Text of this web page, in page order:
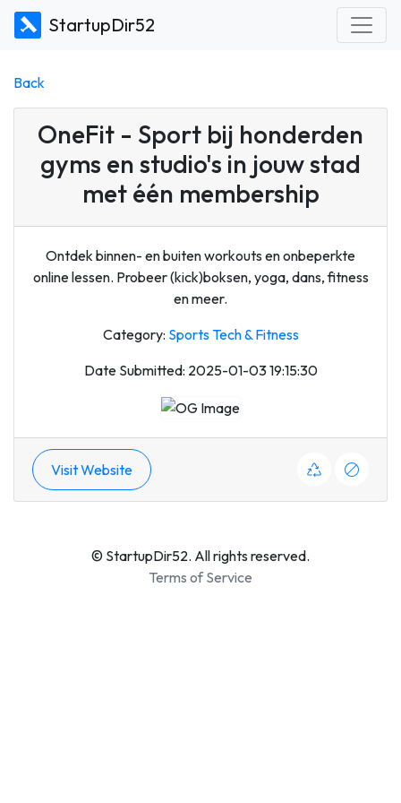
StartupDir52
Back
OneFit - Sport bij honderden
gyms en studio's in jouw stad
met één membership
Ontdek binnen- en buiten workouts en onbeperkte
online lessen. Probeer (kick)boksen, yoga, dans, fitness
en meer.
Category: Sports Tech & Fitness
Date Submitted: 2025-01-03 19:15:30
Visit Website
© StartupDir52. All rights reserved.
Terms of Service